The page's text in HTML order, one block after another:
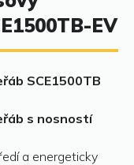
EV
SCE1500TB
s nosností
a energeticky